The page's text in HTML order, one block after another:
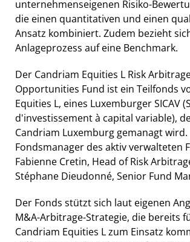
unternehmenseigenen Risiko-
die einen quantitativen und einen
Ansatz kombiniert. Zudem bezieht
Anlageprozess auf eine Benchmark.
Der Candriam Equities L Risk
Opportunities Fund ist ein Teilfonds
Equities L, eines Luxemburger SICAV
d'investissement à capital variable),
Candriam Luxemburg gemanagt wird.
Fondsmanager des aktiv verwalteten
Fabienne Cretin, Head of Risk
Stéphane Dieudonné, Senior Fund
Der Fonds stützt sich laut eigenen
M&A-Arbitrage-Strategie, die bereits
Candriam Equities L zum Einsatz